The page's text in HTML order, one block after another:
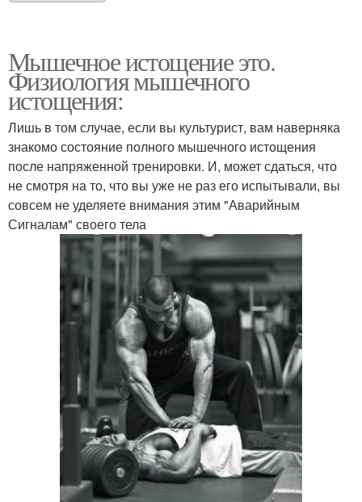
Мышечное истощение это.
Физиология мышечного
истощения:
Лишь в том случае, если вы культурист, вам наверняка
знакомо состояние полного мышечного истощения
после напряженной тренировки. И, может сдаться, что
не смотря на то, что вы уже не раз его испытывали, вы
совсем не уделяете внимания этим "Аварийным
Сигналам" своего тела